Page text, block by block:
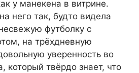
у манекена в витрине.
него так, будто видела
футболку с
на трёхдневную
уверенность во
который твёрдо знает, что